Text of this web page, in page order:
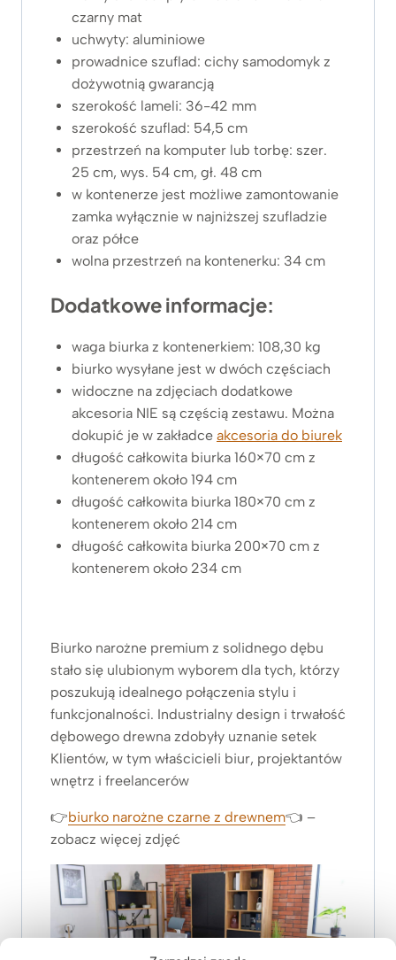
czarny mat
uchwyty: aluminiowe
prowadnice szuflad: cichy samodomyk z
dożywotnią gwarancją
szerokość lameli: 36-42 mm
szerokość szuflad: 54,5 cm
przestrzeń na komputer lub torbę: szer.
25 cm, wys. 54 cm, gł. 48 cm
w kontenerze jest możliwe zamontowanie
zamka wyłącznie w najniższej szufladzie
oraz półce
wolna przestrzeń na kontenerku: 34 cm
Dodatkowe informacje:
waga biurka z kontenerkiem: 108,30 kg
biurko wysyłane jest w dwóch częściach
widoczne na zdjęciach dodatkowe
akcesoria NIE są częścią zestawu. Można
dokupić je w zakładce akcesoria do biurek
długość całkowita biurka 160×70 cm z
kontenerem około 194 cm
długość całkowita biurka 180×70 cm z
kontenerem około 214 cm
długość całkowita biurka 200×70 cm z
kontenerem około 234 cm
Biurko narożne premium z solidnego dębu
stało się ulubionym wyborem dla tych, którzy
poszukują idealnego połączenia stylu i
funkcjonalności. Industrialny design i trwałość
dębowego drewna zdobyły uznanie setek
Klientów, w tym właścicieli biur, projektantów
wnętrz i freelancerów
👉biurko narożne czarne z drewnem👈 –
zobacz więcej zdjęć